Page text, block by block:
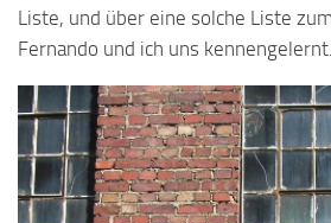
Liste, und über eine solche Liste
Fernando und ich uns kennengelernt.